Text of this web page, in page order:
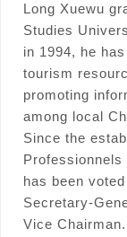
Long Xuewu
Studies
in 1994, he
tourism
promoting
among local
Since the
Professionnels
has been
Secretary-
Vice